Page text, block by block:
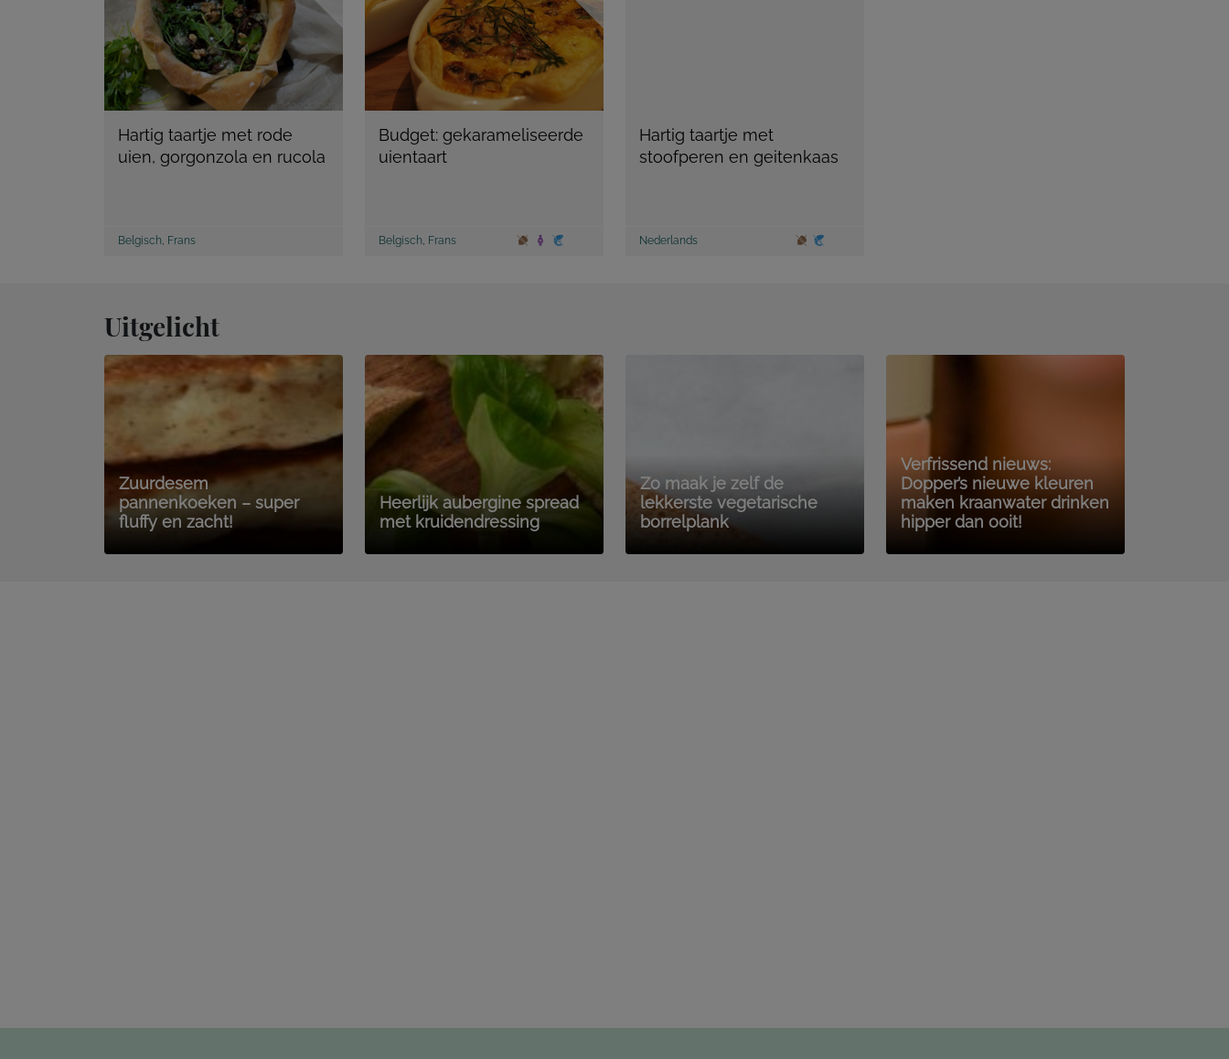
Hartig taartje met rode
uien, gorgonzola en rucola
Belgisch, Frans
Budget: gekarameliseerde
uientaart
Belgisch, Frans
Hartig taartje met
stoofperen en geitenkaas
Nederlands
Uitgelicht
Zuurdesem
pannenkoeken – super
fluffy en zacht!
Heerlijk aubergine spread
met kruidendressing
Zo maak je zelf de
lekkerste vegetarische
borrelplank
Verfrissend nieuws:
Dopper’s nieuwe kleuren
maken kraanwater drinken
hipper dan ooit!